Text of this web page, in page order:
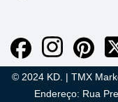
© 2024 KD. | TMX
Endereço: Rua